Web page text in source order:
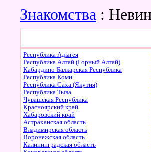
Знакомства :
Республика Адыгея
Республика Алтай (Горный Алтай)
Кабардино-Балкарская Республика
Республика Коми
Республика Саха (Якутия)
Республика Тыва
Чувашская Республика
Красноярский край
Хабаровский край
Астраханская область
Владимирская область
Воронежская область
Калининградская область